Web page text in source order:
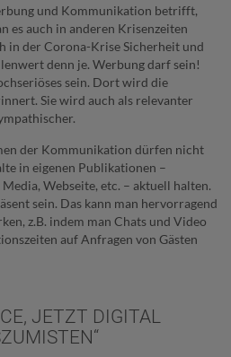
und Kommunikation betrifft,
es auch in anderen Krisenzeiten
in der Corona-Krise Sicherheit und
denn je. Werbung darf sein!
sein. Dort wird die
Sie wird auch als relevanter
der Kommunikation dürfen nicht
in eigenen Publikationen –
Media, Webseite, etc. – aktuell halten.
sein. Das kann man hervorragend
z.B. indem man Chats und Video
auf Anfragen von Gästen
JETZT DIGITAL